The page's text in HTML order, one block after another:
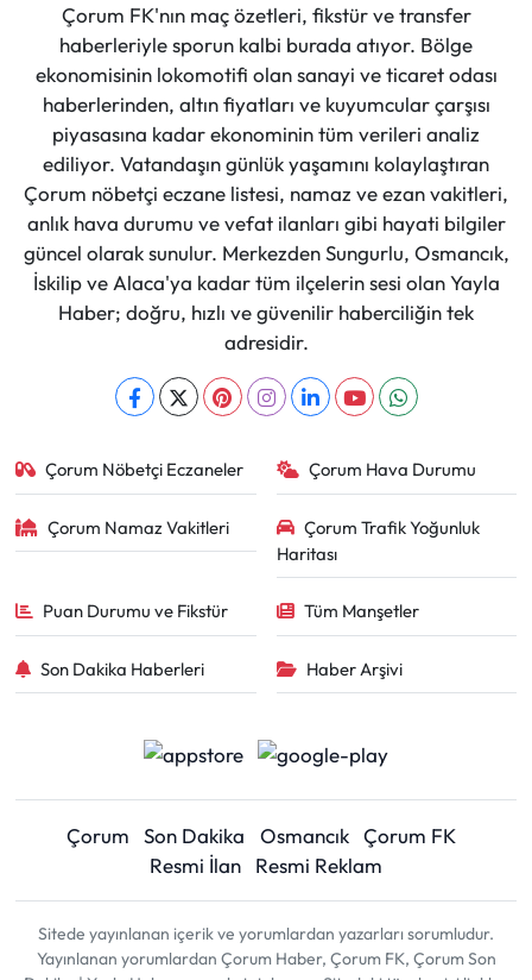
Çorum FK'nın maç özetleri, fikstür ve transfer
haberleriyle sporun kalbi burada atıyor. Bölge
ekonomisinin lokomotifi olan sanayi ve ticaret odası
haberlerinden, altın fiyatları ve kuyumcular çarşısı
piyasasına kadar ekonominin tüm verileri analiz
ediliyor. Vatandaşın günlük yaşamını kolaylaştıran
Çorum nöbetçi eczane listesi, namaz ve ezan vakitleri,
anlık hava durumu ve vefat ilanları gibi hayati bilgiler
güncel olarak sunulur. Merkezden Sungurlu, Osmancık,
İskilip ve Alaca'ya kadar tüm ilçelerin sesi olan Yayla
Haber; doğru, hızlı ve güvenilir haberciliğin tek
adresidir.
Çorum Nöbetçi Eczaneler Çorum Hava Durumu
Çorum Namaz Vakitleri
Çorum Trafik Yoğunluk
Haritası
Puan Durumu ve Fikstür Tüm Manşetler
Son Dakika Haberleri Haber Arşivi
Çorum Son Dakika Osmancık Çorum FK
Resmi İlan
Resmi Reklam
Sitede yayınlanan içerik ve yorumlardan yazarları sorumludur.
Yayınlanan yorumlardan Çorum Haber, Çorum FK, Çorum Son